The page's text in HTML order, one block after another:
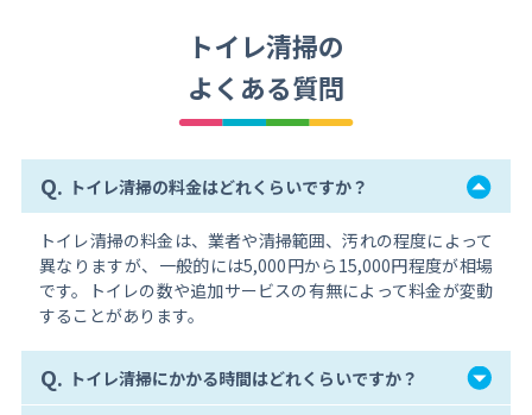
トイレ清掃の
よくある質問
Q. トイレ清掃の料金はどれくらいですか？
トイレ清掃の料金は、業者や清掃範囲、汚れの程度によって
異なりますが、一般的には5,000円から15,000円程度が相場
です。トイレの数や追加サービスの有無によって料金が変動
することがあります。
Q. トイレ清掃にかかる時間はどれくらいですか？